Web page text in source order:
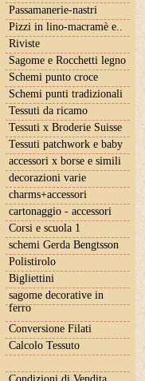
Passamanerie-nastri
Pizzi in lino-macramè e..
Riviste
Sagome e Rocchetti legno
Schemi punto croce
Schemi punti tradizionali
Tessuti da ricamo
Tessuti x Broderie Suisse
Tessuti patchwork e baby
accessori x borse e simili
decorazioni varie
charms+accessori
cartonaggio - accessori
Corsi e scuola 1
schemi Gerda Bengtsson
Polistirolo
Bigliettini
sagome decorative in
ferro
Conversione Filati
Calcolo Tessuto